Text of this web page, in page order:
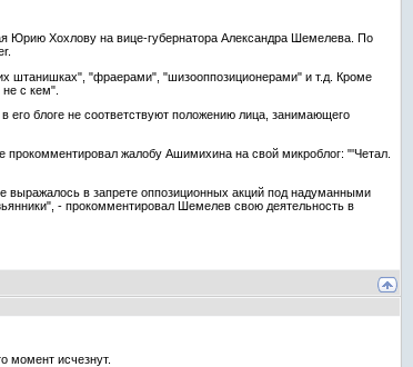
Юрию Хохлову на вице-губернатора Александра Шемелева. По
штанишках", "фраерами", "шизооппозиционерами" и т.д. Кроме
с кем".
блоге не соответствуют положению лица, занимающего
жалобу Ашимихина на свой микроблог: "'Четал.
выражалось в запрете оппозиционных акций под надуманными
- прокомментировал Шемелев свою деятельность в
момент исчезнут.